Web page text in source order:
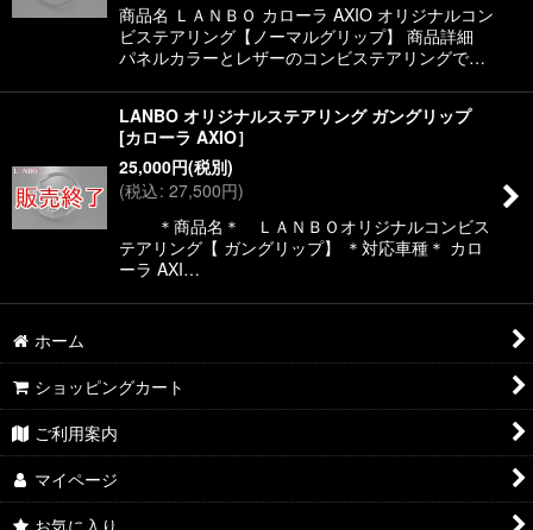
商品名 ＬＡＮＢＯ カローラ AXIO オリジナルコン
ビステアリング【ノーマルグリップ】 商品詳細
パネルカラーとレザーのコンビステアリングで…
LANBO オリジナルステアリング ガングリップ
[カローラ AXIO］
25,000円(税別)
(税込: 27,500円)
＊商品名＊ ＬＡＮＢＯオリジナルコンビス
テアリング【 ガングリップ】 ＊対応車種＊ カロ
ーラ AXI…
ホーム
ショッピングカート
ご利用案内
マイページ
お気に入り